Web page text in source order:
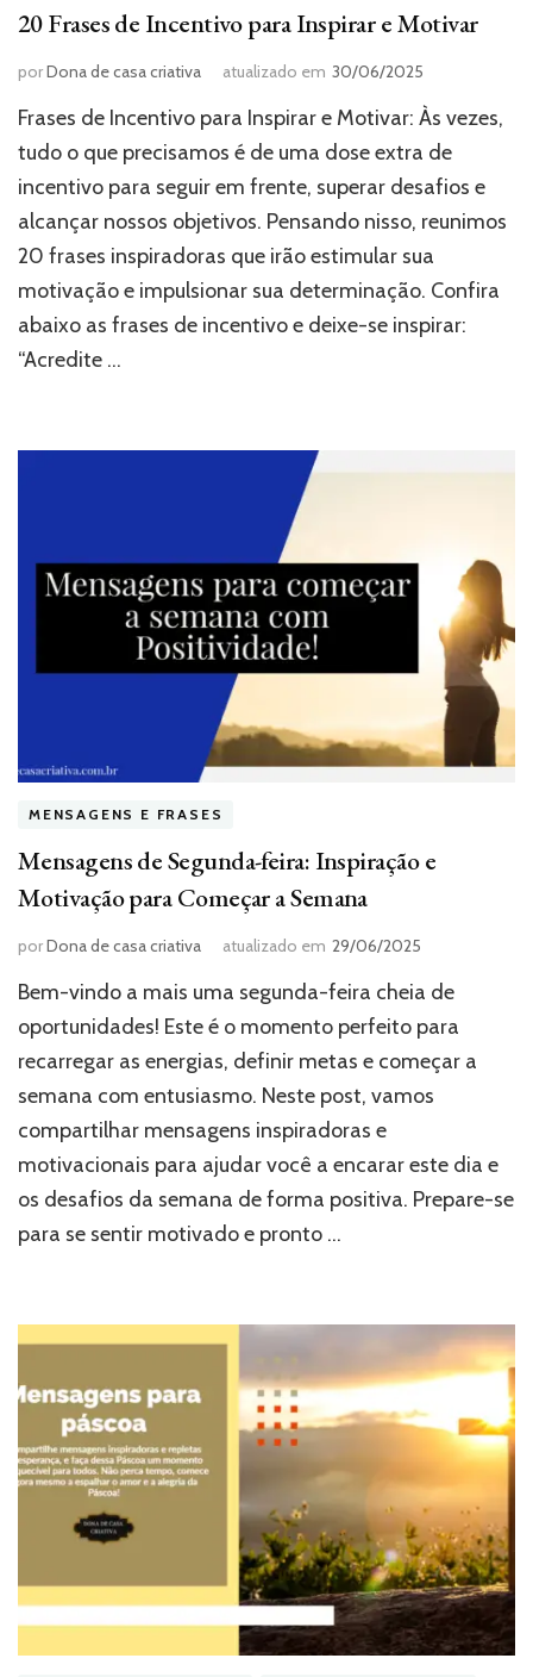
20 Frases de Incentivo para Inspirar e Motivar
porDona de casa criativa atualizado em 30/06/2025
Frases de Incentivo para Inspirar e Motivar: Às vezes,
tudo o que precisamos é de uma dose extra de
incentivo para seguir em frente, superar desafios e
alcançar nossos objetivos. Pensando nisso, reunimos
20 frases inspiradoras que irão estimular sua
motivação e impulsionar sua determinação. Confira
abaixo as frases de incentivo e deixe-se inspirar:
“Acredite …
MENSAGENS E FRASES
Mensagens de Segunda-feira: Inspiração e
Motivação para Começar a Semana
porDona de casa criativa atualizado em 29/06/2025
Bem-vindo a mais uma segunda-feira cheia de
oportunidades! Este é o momento perfeito para
recarregar as energias, definir metas e começar a
semana com entusiasmo. Neste post, vamos
compartilhar mensagens inspiradoras e
motivacionais para ajudar você a encarar este dia e
os desafios da semana de forma positiva. Prepare-se
para se sentir motivado e pronto …